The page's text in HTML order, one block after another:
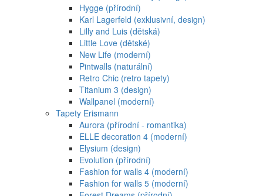
Hygge (přírodní)
Karl Lagerfeld (exklusivní, design)
Lilly and Luis (dětská)
Little Love (dětské)
New Life (moderní)
Pintwalls (naturální)
Retro Chic (retro tapety)
Titanium 3 (design)
Wallpanel (moderní)
Tapety Erismann
Aurora (přírodní - romantika)
ELLE decoration 4 (moderní)
Elysium (design)
Evolution (přírodní)
Fashion for walls 4 (moderní)
Fashion for walls 5 (moderní)